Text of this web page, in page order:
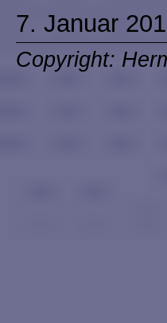
7. Januar
Copyright: